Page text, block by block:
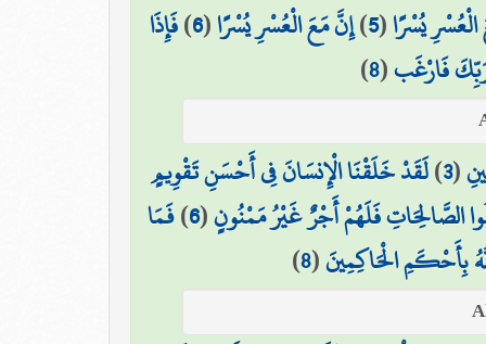
يُسْرًا(
5
)إِنَّ مَعَ الْعُسْرِ يُسْرًا(
6
)فَإِذَا
فَارْغَب(
8
)
(
3
)لَقَدْ خَلَقْنَا الْإِنسَانَ فِي أَحْسَنِ تَقْوِيمٍ
الصَّالِحَاتِ فَلَهُمْ أَجْرٌ غَيْرُ مَمْنُونٍ(
6
)فَمَا
بِأَحْكَمِ الْحَاكِمِينَ(
8
)